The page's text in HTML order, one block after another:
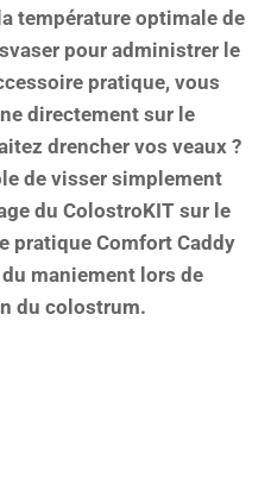
température optimale de
pour administrer le
pratique, vous
directement sur le
drencher vos veaux ?
de visser simplement
du ColostroKIT sur le
pratique Comfort Caddy
maniement lors de
du colostrum.